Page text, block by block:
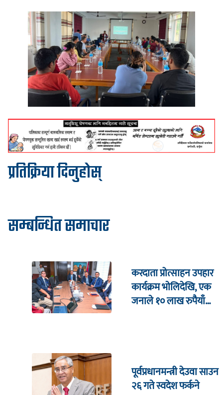
प्रतिक्रिया दिनुहोस्
सम्बन्धित समाचार
करदाता प्रोत्साहन उपहार
कार्यक्रम भाेलिदेखि, एक
जनाले १० लाख रुपैयाँ
पूर्वप्रधानमन्त्री देउवा साउन
२६ गते स्वदेश फर्कने